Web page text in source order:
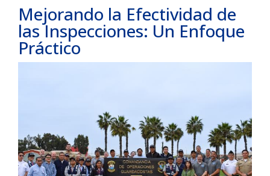
Mejorando la Efectividad de
las Inspecciones: Un Enfoque
Práctico